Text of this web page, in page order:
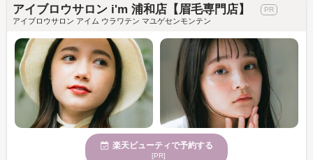
アイブロウサロン i'm 浦和店【眉毛専門店】
アイブロウサロン アイム ウラワテン マユゲセンモンテン
楽天ビューティで予約する
[PR]